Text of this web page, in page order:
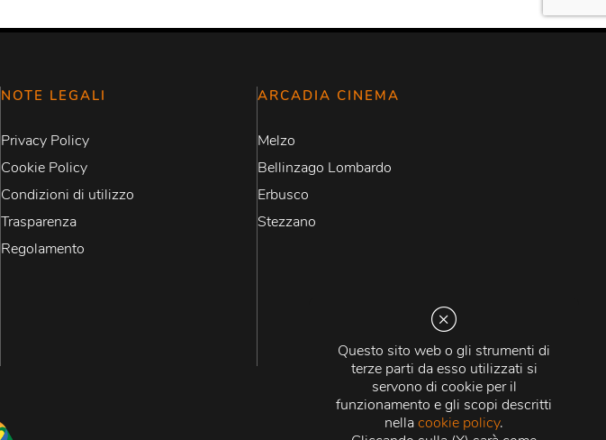
Questo sito web o gli strumenti di
terze parti da esso utilizzati si
servono di cookie per il
funzionamento e gli scopi descritti
nellacookie policy.
NOTE LEGALI
Privacy Policy
Cookie Policy
Condizioni di utilizzo
Trasparenza
Regolamento
ARCADIA CINEMA
Melzo
Bellinzago Lombardo
Erbusco
Stezzano